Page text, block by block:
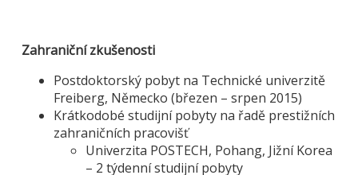
Zahraniční zkušenosti
Postdoktorský pobyt na Technické univerzitě
Freiberg, Německo (březen – srpen 2015)
Krátkodobé studijní pobyty na řadě prestižních
zahraničních pracovišť
Univerzita POSTECH, Pohang, Jižní Korea
– 2 týdenní studijní pobyty